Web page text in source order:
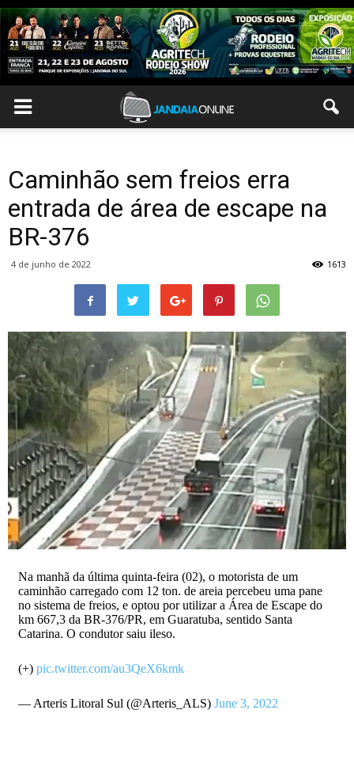
Caminhão sem freios erra
entrada de área de escape na
BR-376
4 de junho de 2022 1613
Na manhã da última quinta-feira (02), o motorista de um
caminhão carregado com 12 ton. de areia percebeu uma pane
no sistema de freios, e optou por utilizar a Área de Escape do
km 667,3 da BR-376/PR, em Guaratuba, sentido Santa
Catarina. O condutor saiu ileso.
(+) pic.twitter.com/au3QeX6kmk
— Arteris Litoral Sul (@Arteris_ALS) June 3, 2022